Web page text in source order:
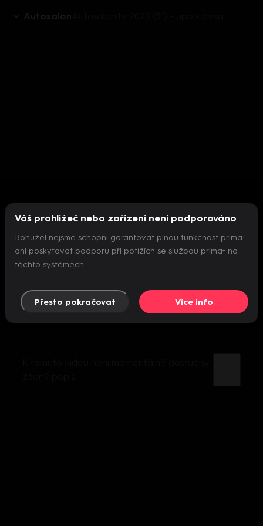
Autosalon
Nepodařilo se inicializovat přehrávač
Váš prohlížeč nebo zařízení není podporováno
Bohužel nejsme schopni garantovat plnou funkčnost prima+
ani poskytovat podporu při potížích se službou prima+ na
těchto systémech.
Přesto pokračovat Více info